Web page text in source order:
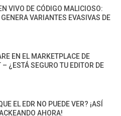
VIVO DE CÓDIGO MALICIOSO:
VARIANTES EVASIVAS DE
EN EL MARKETPLACE DE
– ¿ESTÁ SEGURO TU EDITOR DE
EL EDR NO PUEDE VER? ¡ASÍ
AHORA!